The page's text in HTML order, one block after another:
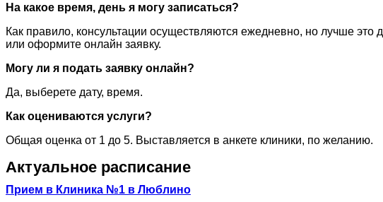
На какое время, день я могу записаться?
Как правило, консультации осуществляются ежедневно, но лучше
или оформите онлайн заявку.
Могу ли я подать заявку онлайн?
Да, выберете дату, время.
Как оцениваются услуги?
Общая оценка от 1 до 5. Выставляется в анкете клиники, по желанию.
Актуальное расписание
Прием в Клиника №1 в Люблино